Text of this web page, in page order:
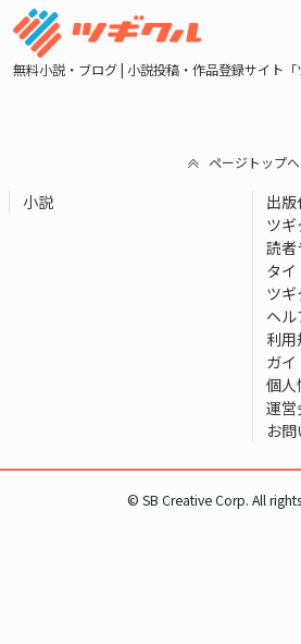
無料小説・ブログ | 小説投稿・作品登録サイト「
ページトップへ
小説
出
ツ
読者
タ
ツ
ヘル
利
ガ
個人
運営
お
© SB Creative Corp. All